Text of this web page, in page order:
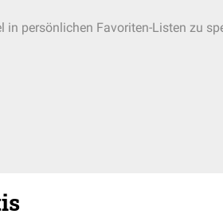
in persönlichen Favoriten-Listen zu